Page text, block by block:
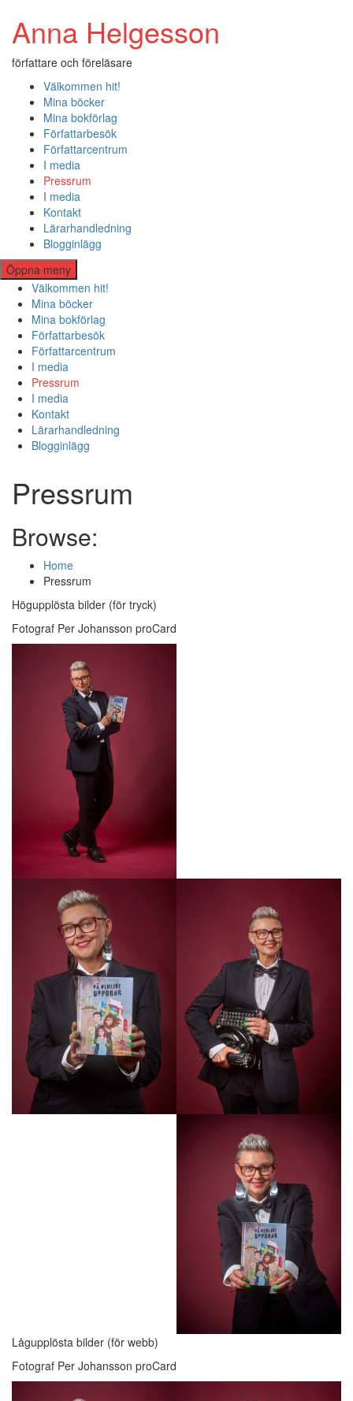
innehåll
Anna Helgesson
författare och föreläsare
Välkommen hit!
Mina böcker
Mina bokförlag
Författarbesök
Författarcentrum
I media
Pressrum
I media
Kontakt
Lärarhandledning
Blogginlägg
Öppna meny
Välkommen hit!
Mina böcker
Mina bokförlag
Författarbesök
Författarcentrum
I media
Pressrum
I media
Kontakt
Lärarhandledning
Blogginlägg
Pressrum
Browse:
Home
Pressrum
Högupplösta bilder (för tryck)
Fotograf Per Johansson proCard
Lågupplösta bilder (för webb)
Fotograf Per Johansson proCard